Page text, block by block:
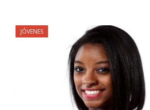
JÓVENES